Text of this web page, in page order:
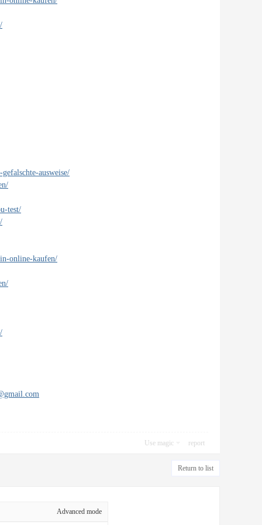
ausweise/
test/
online-kaufen/
Use magic report
Return to list
Advanced mode